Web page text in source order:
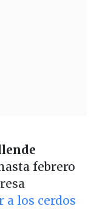
febrero
a los cerdos